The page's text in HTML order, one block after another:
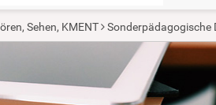
Sehen, KMENT Sonderpädagogische